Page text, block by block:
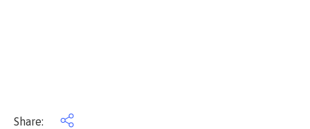
Share: